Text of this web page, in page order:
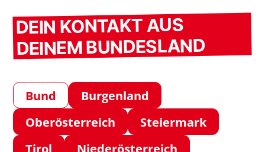
DEIN KONTAKT AUS
DEINEM BUNDESLAND
Bund
Burgenland
Oberösterreich
Steiermark